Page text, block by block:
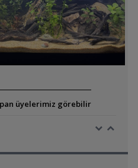
üyelerimiz görebilir